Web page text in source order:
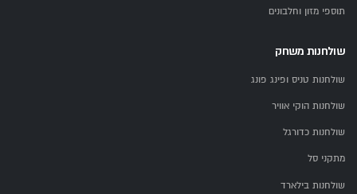
תוספי מזון וחלבונים
שולחנות משחק
שולחנות טניס ופינג פונג
שולחנות הוקי אוויר
שולחנות כדורגל
מתקני סל
שולחנות בילארד